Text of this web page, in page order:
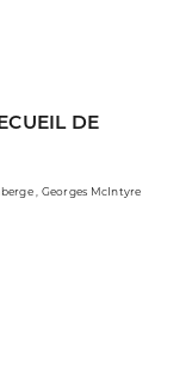
DE
, Georges McIntyre